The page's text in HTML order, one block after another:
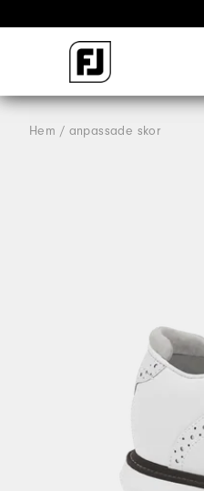
Hem anpassade skor